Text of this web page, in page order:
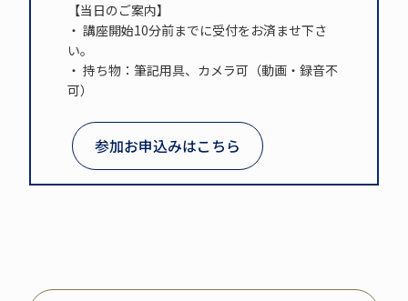
【当日のご案内】
・ 講座開始10分前までに受付をお済ませ下さ
い。
・ 持ち物：筆記用具、カメラ可（動画・録音不
可）
参加お申込みはこちら